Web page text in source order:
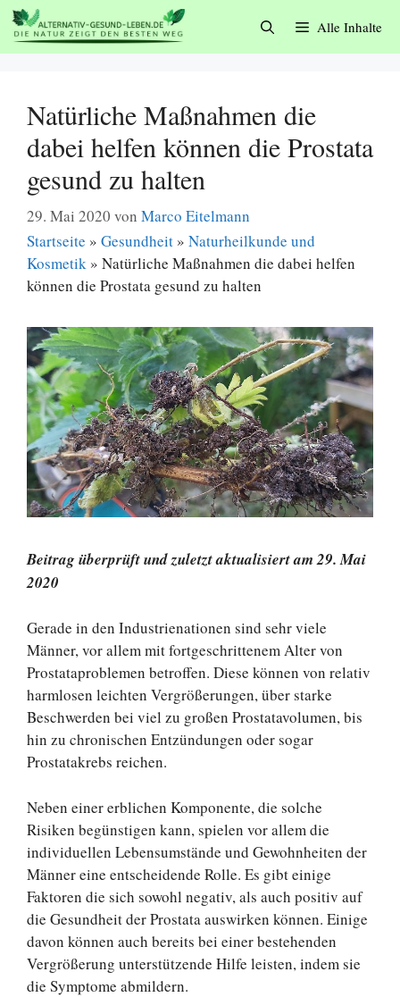
Zum
Inhalt
springen
Alle Inhalte
Natürliche Maßnahmen die
dabei helfen können die Prostata
gesund zu halten
29. Mai 2020 von Marco Eitelmann
Startseite » Gesundheit » Naturheilkunde und
Kosmetik » Natürliche Maßnahmen die dabei helfen
können die Prostata gesund zu halten
Beitrag überprüft und zuletzt aktualisiert am 29. Mai
2020
Gerade in den Industrienationen sind sehr viele
Männer, vor allem mit fortgeschrittenem Alter von
Prostataproblemen betroffen. Diese können von relativ
harmlosen leichten Vergrößerungen, über starke
Beschwerden bei viel zu großen Prostatavolumen, bis
hin zu chronischen Entzündungen oder sogar
Prostatakrebs reichen.
Neben einer erblichen Komponente, die solche
Risiken begünstigen kann, spielen vor allem die
individuellen Lebensumstände und Gewohnheiten der
Männer eine entscheidende Rolle. Es gibt einige
Faktoren die sich sowohl negativ, als auch positiv auf
die Gesundheit der Prostata auswirken können. Einige
davon können auch bereits bei einer bestehenden
Vergrößerung unterstützende Hilfe leisten, indem sie
die Symptome abmildern.